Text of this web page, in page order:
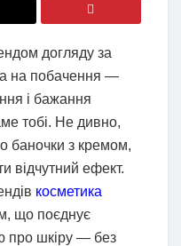
догляду за
на побачення —
і бажання
тобі. Не дивно,
баночки з кремом,
відчутний ефект.
косметика
що поєднує
про шкіру — без